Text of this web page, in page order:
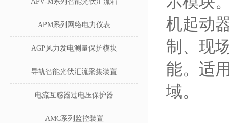
APM系列网络电力仪表
AGP风力发电测量保护模块
导轨智能光伏汇流采集装置
电流互感器过电压保护器
AMC系列监控装置
机起动
制、现
能。适
域。